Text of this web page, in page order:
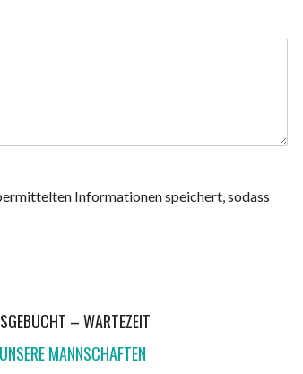
Informationen speichert, sodass
– WARTEZEIT
MANNSCHAFTEN